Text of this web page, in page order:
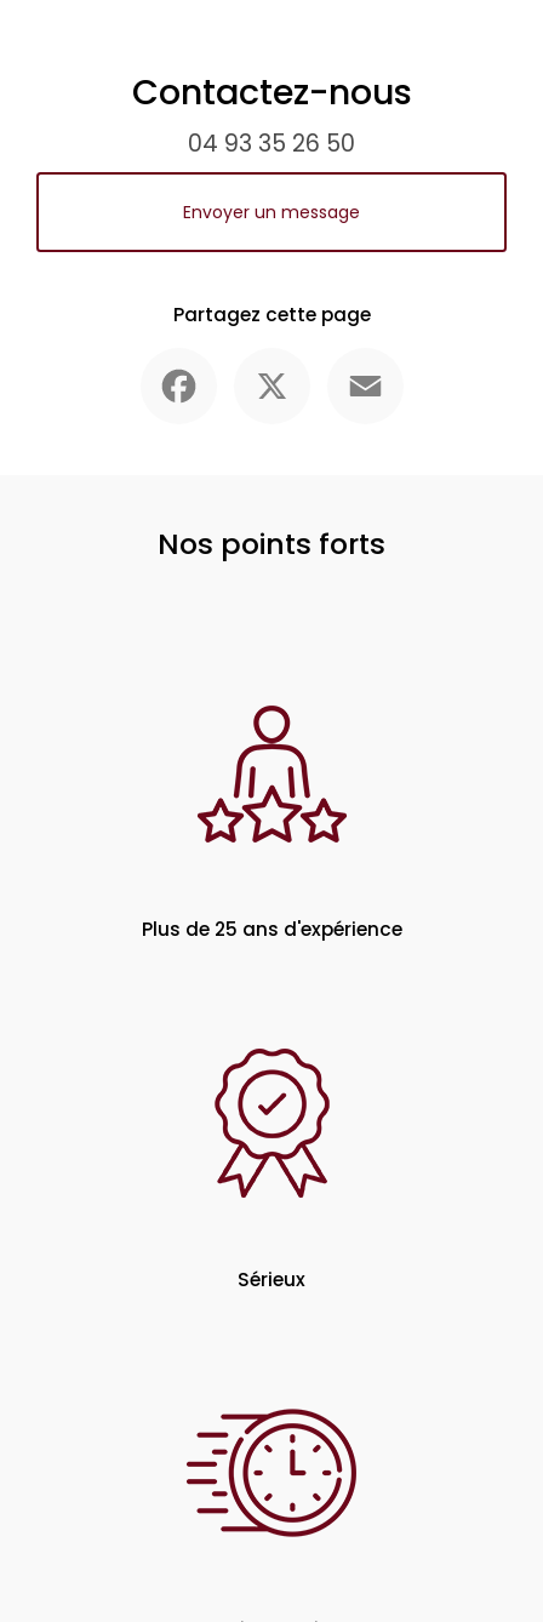
Contactez-nous
04 93 35 26 50
Envoyer un message
Partagez cette page
Nos points forts
Plus de 25 ans d'expérience
Sérieux